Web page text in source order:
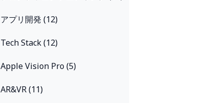
アプリ開発 (12)
Tech Stack (12)
Apple Vision Pro (5)
AR&VR (11)